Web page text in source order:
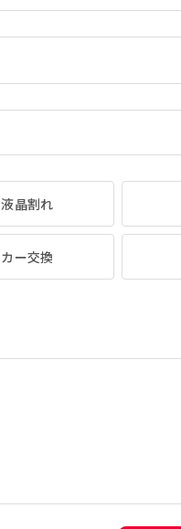
晶割れ
ー交換